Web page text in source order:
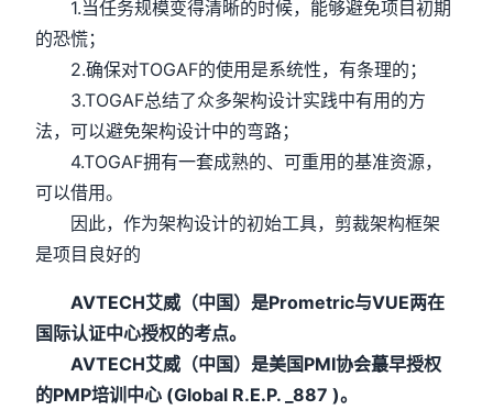
1.当任务规模变得清晰的时候，能够避免项目初期
的恐慌；
2.确保对TOGAF的使用是系统性，有条理的；
3.TOGAF总结了众多架构设计实践中有用的方
法，可以避免架构设计中的弯路；
4.TOGAF拥有一套成熟的、可重用的基准资源，
可以借用。
因此，作为架构设计的初始工具，剪裁架构框架
是项目良好的
AVTECH艾威（中国）是Prometric与VUE两在
国际认证中心授权的考点。
AVTECH艾威（中国）是美国PMI协会蕞早授权
的PMP培训中心 (Global R.E.P. _887 )。